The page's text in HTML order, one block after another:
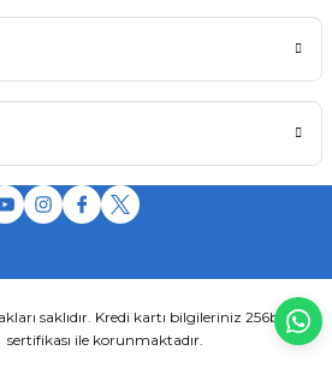
saklıdır. Kredi kartı bilgileriniz 256bit SSL
sertifikası ile korunmaktadır.